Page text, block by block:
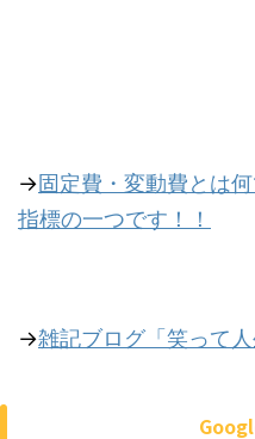
→固定費・変動費とは
指標の一つです！！
→雑記ブログ「笑って人